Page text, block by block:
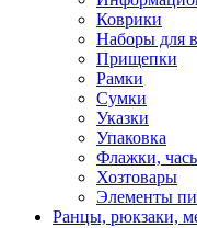
Коврики
Наборы для
Прищепки
Рамки
Сумки
Указки
Упаковка
Флажки,
Хозтовары
Элементы
Ранцы, рюкзаки,